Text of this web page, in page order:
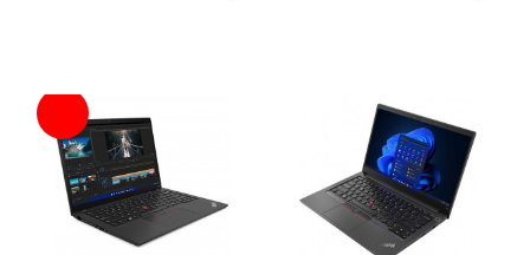
256GB
512GB
1TB
Option